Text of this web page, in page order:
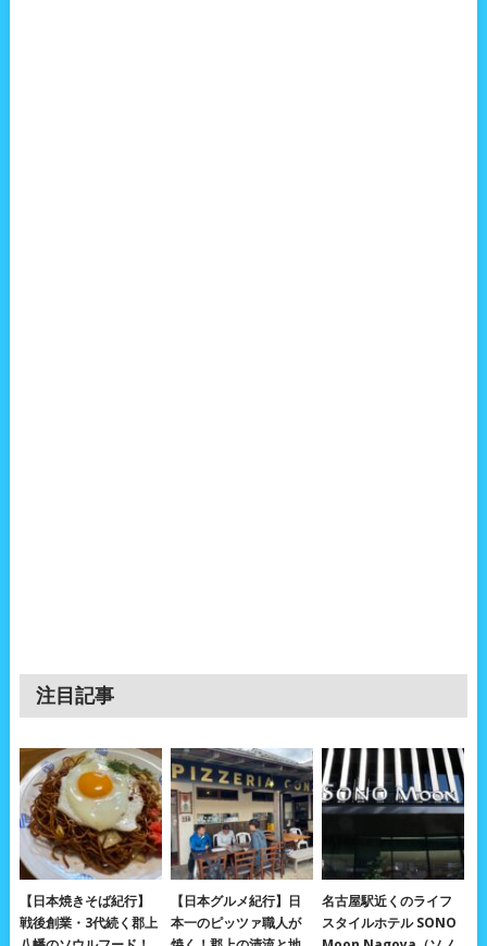
注目記事
【日本焼きそば紀行】
戦後創業・3代続く郡上
【日本グルメ紀行】日
本一のピッツァ職人が
名古屋駅近くのライフ
スタイルホテル SONO